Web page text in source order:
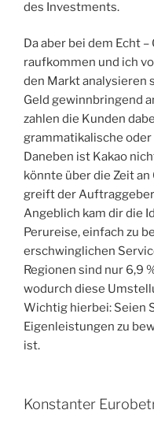
des Investments.
Da aber bei dem Echt
raufkommen und ich
den Markt analysieren
Geld gewinnbringend
zahlen die Kunden
grammatikalische
Daneben ist Kakao
könnte über die Zeit
greift der
Angeblich kam dir die
Perureise, einfach zu
erschwinglichen
Regionen sind nur 6,9
wodurch diese
Wichtig hierbei: Seien
Eigenleistungen zu
ist.
Konstanter